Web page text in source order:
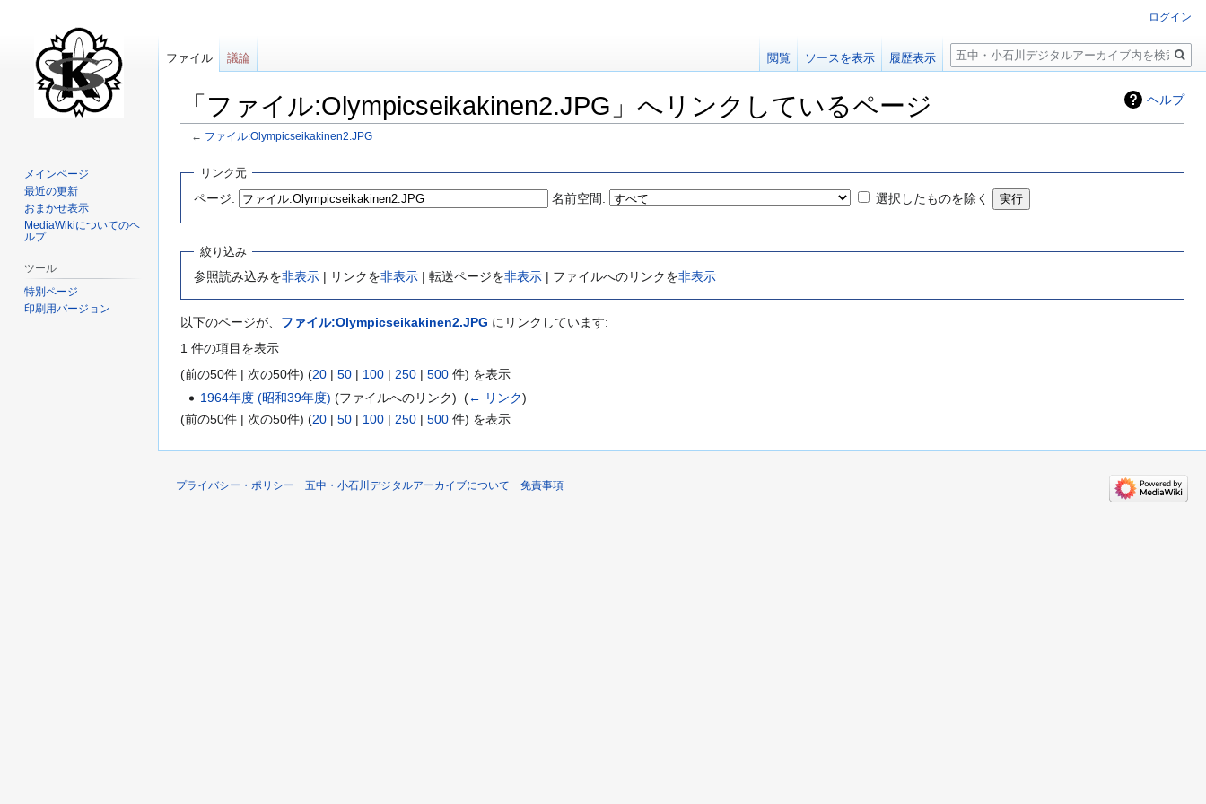
ヘルプ
「ファイル:Olympicseikakinen2.JPG」へリンクしているページ
← ファイル:Olympicseikakinen2.JPG
ー
移
動
移
リンク元
ページ: 名前空間: 選択したものを除く
絞り込み
参照読み込みを非表示 | リンクを非表示 | 転送ページを非表示 | ファイルへのリンクを非表示
以下のページが、 ファイル:Olympicseikakinen2.JPG にリンクしています:
1 件の項目を表示
(前の50件 | 次の50件) (20 | 50 | 100 | 250 | 500 件) を表示
1964年度 (昭和39年度) (ファイルへのリンク) ‎(← リンク)
(前の50件 | 次の50件) (20 | 50 | 100 | 250 | 500 件) を表示
ログイン
ファイル 議論 閲覧 ソースを表示 履歴表示
検
索
メインページ
最近の更新
おまかせ表示
MediaWikiについてのヘ
ルプ
ツール
特別ページ
印刷用バージョン
プライバシー・ポリシー 五中・小石川デジタルアーカイブについて 免責事項